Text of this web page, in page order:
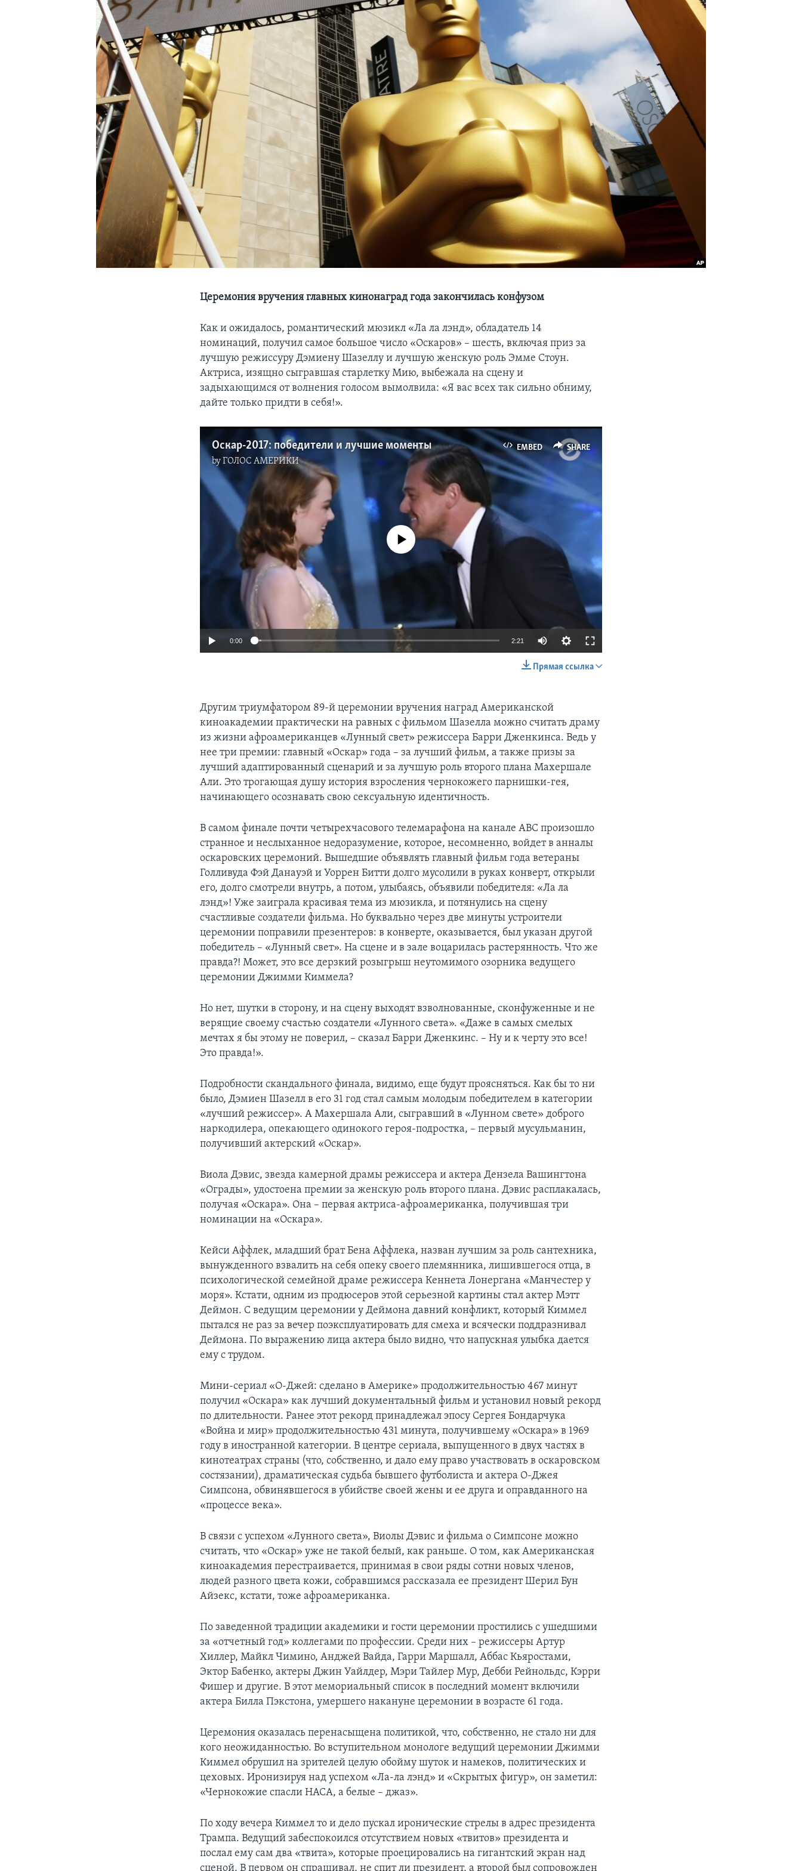
Церемония вручения главных кинонаград года закончилась конфузом
Как и ожидалось, романтический мюзикл «Ла ла лэнд», обладатель 14
номинаций, получил самое большое число «Оскаров» – шесть, включая приз за
лучшую режиссуру Дэмиену Шазеллу и лучшую женскую роль Эмме Стоун.
Актриса, изящно сыгравшая старлетку Мию, выбежала на сцену и
задыхающимся от волнения голосом вымолвила: «Я вас всех так сильно обниму,
дайте только придти в себя!».
EMBED SHARE
Оскар-2017: победители и лучшие моменты
byГОЛОС АМЕРИКИ
No media source currently available
0:00 2:21
Прямая ссылка
Другим триумфатором 89-й церемонии вручения наград Американской
киноакадемии практически на равных с фильмом Шазелла можно считать драму
из жизни афроамериканцев «Лунный свет» режиссера Барри Дженкинса. Ведь у
нее три премии: главный «Оскар» года – за лучший фильм, а также призы за
лучший адаптированный сценарий и за лучшую роль второго плана Махершале
Али. Это трогающая душу история взросления чернокожего парнишки-гея,
начинающего осознавать свою сексуальную идентичность.
В самом финале почти четырехчасового телемарафона на канале ABC произошло
странное и неслыханное недоразумение, которое, несомненно, войдет в анналы
оскаровских церемоний. Вышедшие объявлять главный фильм года ветераны
Голливуда Фэй Данауэй и Уоррен Битти долго мусолили в руках конверт, открыли
его, долго смотрели внутрь, а потом, улыбаясь, объявили победителя: «Ла ла
лэнд»! Уже заиграла красивая тема из мюзикла, и потянулись на сцену
счастливые создатели фильма. Но буквально через две минуты устроители
церемонии поправили презентеров: в конверте, оказывается, был указан другой
победитель – «Лунный свет». На сцене и в зале воцарилась растерянность. Что же
правда?! Может, это все дерзкий розыгрыш неутомимого озорника ведущего
церемонии Джимми Киммела?
Но нет, шутки в сторону, и на сцену выходят взволнованные, сконфуженные и не
верящие своему счастью создатели «Лунного света». «Даже в самых смелых
мечтах я бы этому не поверил, – сказал Барри Дженкинс. – Ну и к черту это все!
Это правда!».
Подробности скандального финала, видимо, еще будут проясняться. Как бы то ни
было, Дэмиен Шазелл в его 31 год стал самым молодым победителем в категории
«лучший режиссер». А Махершала Али, сыгравший в «Лунном свете» доброго
наркодилера, опекающего одинокого героя-подростка, – первый мусульманин,
получивший актерский «Оскар».
Виола Дэвис, звезда камерной драмы режиссера и актера Дензела Вашингтона
«Ограды», удостоена премии за женскую роль второго плана. Дэвис расплакалась,
получая «Оскара». Она – первая актриса-афроамериканка, получившая три
номинации на «Оскара».
Кейси Аффлек, младший брат Бена Аффлека, назван лучшим за роль сантехника,
вынужденного взвалить на себя опеку своего племянника, лишившегося отца, в
психологической семейной драме режиссера Кеннета Лонергана «Манчестер у
моря». Кстати, одним из продюсеров этой серьезной картины стал актер Мэтт
Деймон. С ведущим церемонии у Деймона давний конфликт, который Киммел
пытался не раз за вечер поэксплуатировать для смеха и всячески поддразнивал
Деймона. По выражению лица актера было видно, что напускная улыбка дается
ему с трудом.
Мини-сериал «О-Джей: сделано в Америке» продолжительностью 467 минут
получил «Оскара» как лучший документальный фильм и установил новый рекорд
по длительности. Ранее этот рекорд принадлежал эпосу Сергея Бондарчука
«Война и мир» продолжительностью 431 минута, получившему «Оскара» в 1969
году в иностранной категории. В центре сериала, выпущенного в двух частях в
кинотеатрах страны (что, собственно, и дало ему право участвовать в оскаровском
состязании), драматическая судьба бывшего футболиста и актера О-Джея
Симпсона, обвинявшегося в убийстве своей жены и ее друга и оправданного на
«процессе века».
В связи с успехом «Лунного света», Виолы Дэвис и фильма о Симпсоне можно
считать, что «Оскар» уже не такой белый, как раньше. О том, как Американская
киноакадемия перестраивается, принимая в свои ряды сотни новых членов,
людей разного цвета кожи, собравшимся рассказала ее президент Шерил Бун
Айзекс, кстати, тоже афроамериканка.
По заведенной традиции академики и гости церемонии простились с ушедшими
за «отчетный год» коллегами по профессии. Среди них – режиссеры Артур
Хиллер, Майкл Чимино, Анджей Вайда, Гарри Маршалл, Аббас Кьяростами,
Эктор Бабенко, актеры Джин Уайлдер, Мэри Тайлер Мур, Дебби Рейнольдс, Кэрри
Фишер и другие. В этот мемориальный список в последний момент включили
актера Билла Пэкстона, умершего накануне церемонии в возрасте 61 года.
Церемония оказалась перенасыщена политикой, что, собственно, не стало ни для
кого неожиданностью. Во вступительном монологе ведущий церемонии Джимми
Киммел обрушил на зрителей целую обойму шуток и намеков, политических и
цеховых. Иронизируя над успехом «Ла-ла лэнд» и «Скрытых фигур», он заметил:
«Чернокожие спасли НАСА, а белые – джаз».
По ходу вечера Киммел то и дело пускал иронические стрелы в адрес президента
Трампа. Ведущий забеспокоился отсутствием новых «твитов» президента и
послал ему сам два «твита», которые проецировались на гигантский экран над
сценой. В первом он спрашивал, не спит ли президент, а второй был сопровожден